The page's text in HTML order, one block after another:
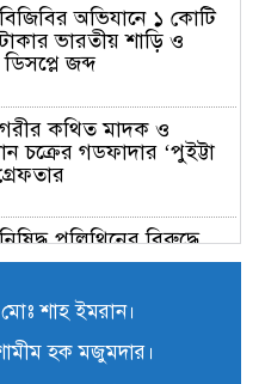
অভিযানে ১ কোটি
ভারতীয় শাড়ি ও
জব্দ
কথিত মাদক ও
চক্রের গডফাদার ‘পুইট্টা
পলিথিনের বিরুদ্ধে
হাজার টাকা জরিমানা ও
উদ্যোগে ৫১ কোটি
মাদক ও তামাকজাত
শাহ ইমরান।
হক মজুমদার।